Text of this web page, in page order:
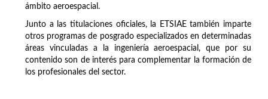
ámbito aeroespacial.
Junto a las titulaciones oficiales, la ETSIAE también imparte
otros programas de posgrado especializados en determinadas
áreas vinculadas a la ingeniería aeroespacial, que por su
contenido son de interés para complementar la formación de
los profesionales del sector.